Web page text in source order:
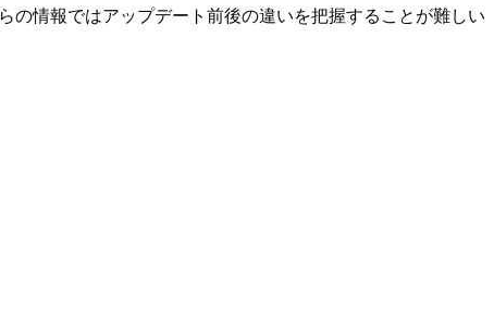
情報ではアップデート前後の違いを把握することが難しい